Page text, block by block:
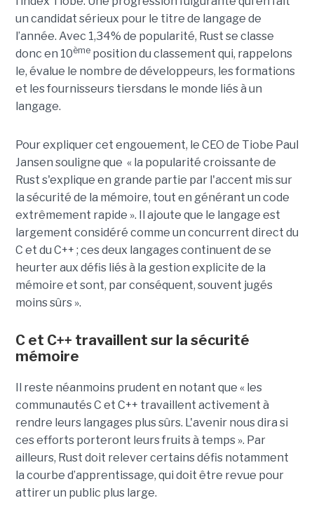
un candidat sérieux pour le titre de langage de
l’année. Avec 1,34% de popularité, Rust se classe
donc en 10èmeposition du classement qui, rappelons
le, évalue le nombre de développeurs, les formations
et les fournisseurs tiersdans le monde liés à un
langage.
Pour expliquer cet engouement, le CEO de Tiobe Paul
Jansen souligne que « la popularité croissante de
Rust s'explique en grande partie par l'accent mis sur
la sécurité de la mémoire, tout en générant un code
extrêmement rapide ». Il ajoute que le langage est
largement considéré comme un concurrent direct du
C et du C++ ; ces deux langages continuent de se
heurter aux défis liés à la gestion explicite de la
mémoire et sont, par conséquent, souvent jugés
moins sûrs ».
C et C++ travaillent sur la sécurité
mémoire
Il reste néanmoins prudent en notant que « les
communautés C et C++ travaillent activement à
rendre leurs langages plus sûrs. L'avenir nous dira si
ces efforts porteront leurs fruits à temps ». Par
ailleurs, Rust doit relever certains défis notamment
la courbe d’apprentissage, qui doit être revue pour
attirer un public plus large.